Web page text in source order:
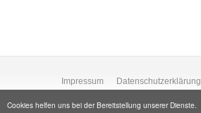
Cookies helfen uns bei der Bereitstellung unserer Dienste.
Impressum Datenschutzerklärung